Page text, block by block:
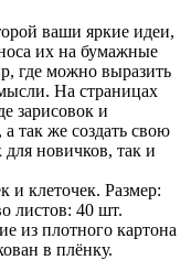
ваши яркие идеи,
их на бумажные
где можно выразить
На страницах
зарисовок и
так же создать свою
новичков, так и
и клеточек. Размер:
листов: 40 шт.
из плотного картона
в плёнку.